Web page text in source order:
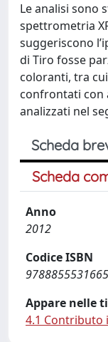
Le analisi sono
spettrometria
suggeriscono
di Tiro fosse
coloranti, tra
confrontati con
analizzati nel
Scheda
Scheda
Anno
2012
Codice ISBN
9788855531665
Appare nelle
4.1 Contributo